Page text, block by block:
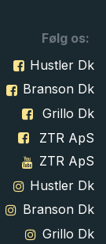
Følg os:
Hustler Dk
Branson Dk
Grillo Dk
ZTR ApS
ZTR ApS
Hustler Dk
Branson Dk
Grillo Dk